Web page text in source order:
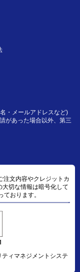
・メールアドレスなど)
があった場合以外、第三
注文内容やクレジットカ
切な情報は暗号化して
おります。
ィマネジメントシステ